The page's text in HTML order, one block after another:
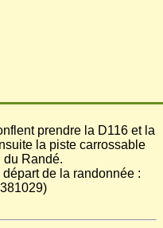
prendre la D116 et la
la piste carrossable
du Randé.
de la randonnée :